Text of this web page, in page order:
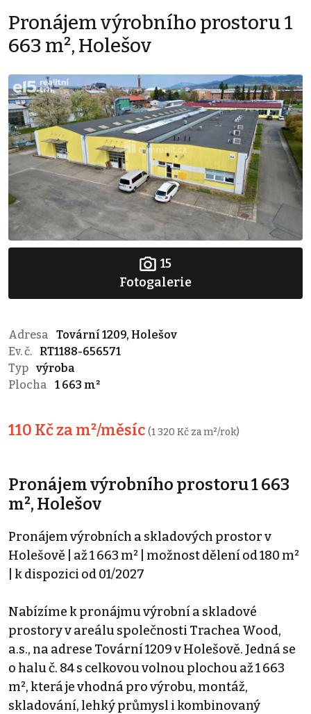
Pronájem výrobního prostoru 1
663 m², Holešov
15
Fotogalerie
Adresa
Tovární 1209, Holešov
Ev. č.
RT1188-656571
Typ výroba
Plocha
1 663 m²
110 Kč za m²/měsíc (1 320 Kč za m²/rok)
Pronájem výrobního prostoru 1 663
m², Holešov
Pronájem výrobních a skladových prostor v
Holešově | až 1 663 m² | možnost dělení od 180 m²
| k dispozici od 01/2027
Nabízíme k pronájmu výrobní a skladové
prostory v areálu společnosti Trachea Wood,
a.s., na adrese Tovární 1209 v Holešově. Jedná se
o halu č. 84 s celkovou volnou plochou až 1 663
m², která je vhodná pro výrobu, montáž,
skladování, lehký průmysl i kombinovaný